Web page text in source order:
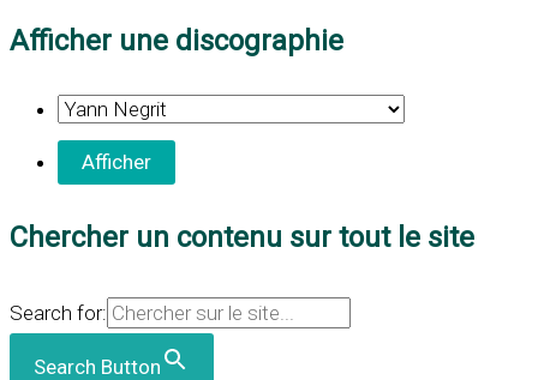
Afficher une discographie
Chercher un contenu sur tout le site
Search for:
Search Button